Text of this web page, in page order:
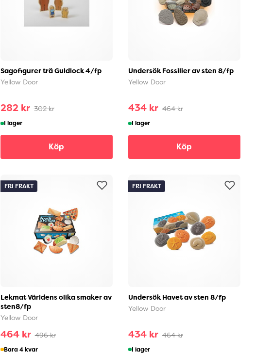
Sagofigurer trä Guldlock 4/fp
Yellow Door
282 kr 302 kr
I lager
Köp
Undersök Fossilier av sten 8/fp
Yellow Door
434 kr 464 kr
I lager
Köp
Lekmat Världens olika smaker av
sten8/fp
Yellow Door
464 kr 496 kr
FRI FRAKT
Bara 4 kvar
Undersök Havet av sten 8/fp
Yellow Door
434 kr 464 kr
FRI FRAKT
I lager